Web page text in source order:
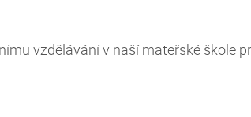
vzdělávání v naší mateřské škole